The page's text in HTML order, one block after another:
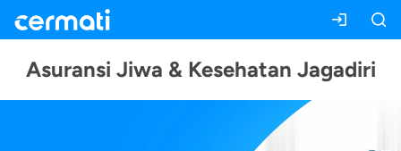
Asuransi Jiwa & Kesehatan Jagadiri